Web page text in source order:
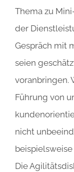
Thema zu
der
Gespräch mit
seien
voranbringen.
Führung von
nicht
Die